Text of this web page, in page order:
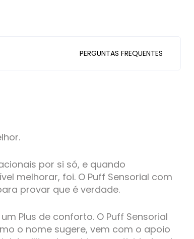
PERGUNTAS FREQUENTES
por si só, e quando
melhorar, foi. O Puff Sensorial com
provar que é verdade.
Plus de conforto. O Puff Sensorial
o nome sugere, vem com o apoio